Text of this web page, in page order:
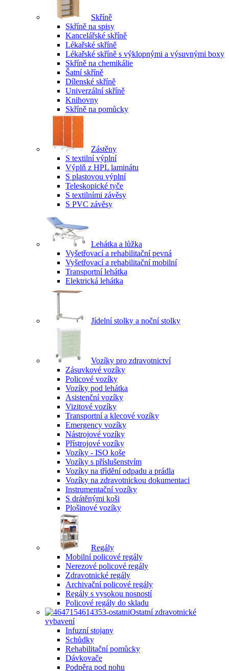
Skříně
Skříně na spisy
Kancelářské skříně
Lékařské skříně
Lékařské skříně s výklopnými a výsuvnými boxy
Skříně na chemikálie
Šatní skříně
Dílenské skříně
Univerzální skříně
Knihovny
Skříně na pomůcky
Zástěny
S textilní výplní
Výplň z HPL laminátu
S plastovou výplní
Teleskopické tyče
S textilními závěsy
S PVC závěsy
Lehátka a lůžka
Vyšetřovací a rehabilitační pevná
Vyšetřovací a rehabilitační mobilní
Transportní lehátka
Elektrická lehátka
Jídelní stolky a noční stolky
Vozíky pro zdravotnictví
Zásuvkové vozíky
Policové vozíky
Vozíky pod lehátka
Asistenční vozíky
Vizitové vozíky
Transportní a klecové vozíky
Emergency vozíky
Nástrojové vozíky
Přístrojové vozíky
Vozíky - ISO koše
Vozíky s příslušenstvím
Vozíky na třídění odpadu a prádla
Vozíky na zdravotnickou dokumentaci
Instrumentační vozíky
S drátěnými koši
Plošinové vozíky
Regály
Mobilní policové regály
Nerezové policové regály
Zdravotnické regály
Archivační policové regály
Regály s vysokou nosností
Policové regály do skladu
Ostatní zdravotnické
vybavení
Infuzní stojany
Schůdky
Rehabilitační pomůcky
Dávkovače
Podpěra pod nohu